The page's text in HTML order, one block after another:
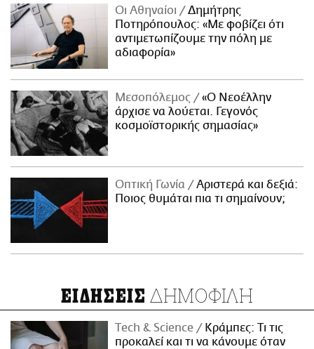
Οι Αθηναίοι
Δημήτρης
Ποτηρόπουλος: «Με φοβίζει ότι
αντιμετωπίζουμε την πόλη με
αδιαφορία»
Μεσοπόλεμος
«Ο Νεοέλλην
άρχισε να λούεται. Γεγονός
κοσμοϊστορικής σημασίας»
Οπτική Γωνία
Αριστερά και δεξιά:
Ποιος θυμάται πια τι σημαίνουν;
ΕΙΔΗΣΕΙΣ ΔΗΜΟΦΙΛΗ
Τech & Science
Κράμπες: Τι τις
προκαλεί και τι να κάνουμε όταν